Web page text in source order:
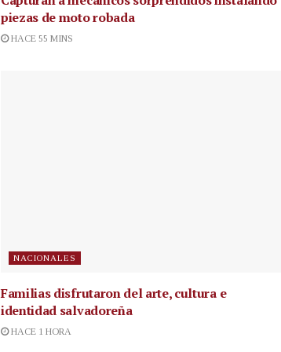
piezas de moto robada
HACE 55 MINS
NACIONALES
Familias disfrutaron del arte, cultura e
identidad salvadoreña
HACE 1 HORA